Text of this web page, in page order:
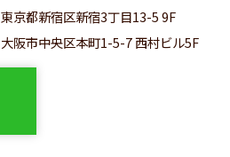
東京都新宿区新宿3丁目13-5 9F
大阪市中央区本町1-5-7 西村ビル5F